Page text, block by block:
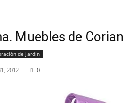
Muebles de Corian
de jardín
2012 0